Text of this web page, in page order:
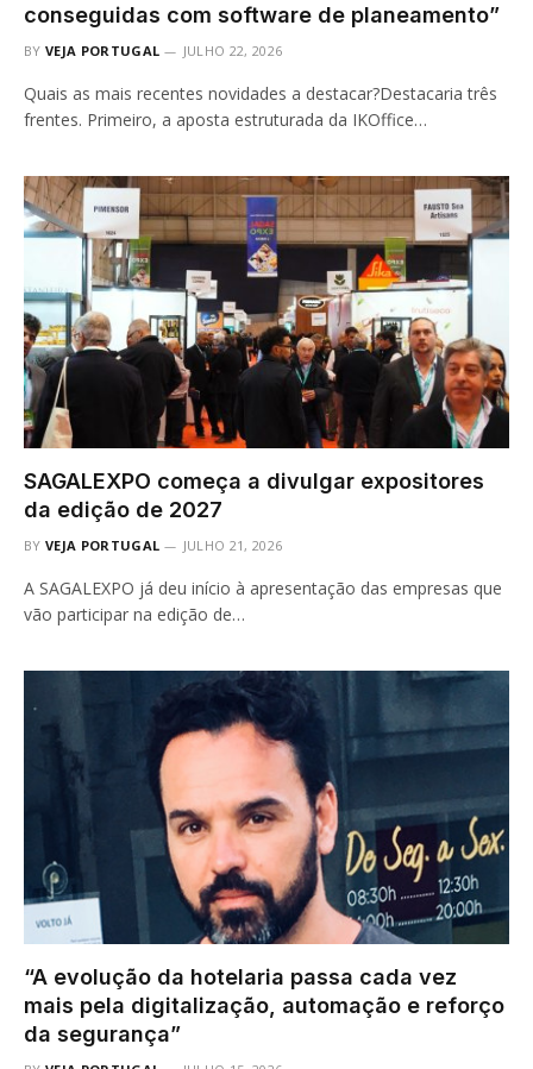
conseguidas com software de planeamento”
BY VEJA PORTUGAL JULHO 22, 2026
Quais as mais recentes novidades a destacar?Destacaria três
frentes. Primeiro, a aposta estruturada da IKOffice…
SAGALEXPO começa a divulgar expositores
da edição de 2027
BY VEJA PORTUGAL JULHO 21, 2026
A SAGALEXPO já deu início à apresentação das empresas que
vão participar na edição de…
“A evolução da hotelaria passa cada vez
mais pela digitalização, automação e reforço
da segurança”